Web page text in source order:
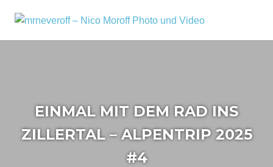
Inhalt
PHOTO
UND
mich,
EINMAL MIT DEM RAD INS
ZILLERTAL – ALPENTRIP 2025
#4